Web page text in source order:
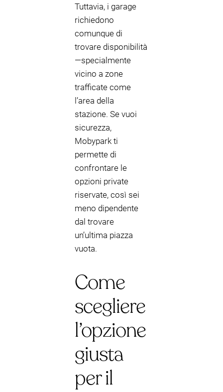
Tuttavia, i garage
richiedono
comunque di
trovare disponibilità
—specialmente
vicino a zone
trafficate come
l’area della
stazione. Se vuoi
sicurezza,
Mobypark ti
permette di
confrontare le
opzioni private
riservate, così sei
meno dipendente
dal trovare
un’ultima piazza
vuota.
Come
scegliere
l’opzione
giusta
per il